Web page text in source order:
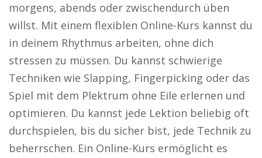
morgens, abends oder zwischendurch üben
willst. Mit einem flexiblen Online-Kurs kannst du
in deinem Rhythmus arbeiten, ohne dich
stressen zu müssen. Du kannst schwierige
Techniken wie Slapping, Fingerpicking oder das
Spiel mit dem Plektrum ohne Eile erlernen und
optimieren. Du kannst jede Lektion beliebig oft
durchspielen, bis du sicher bist, jede Technik zu
beherrschen. Ein Online-Kurs ermöglicht es